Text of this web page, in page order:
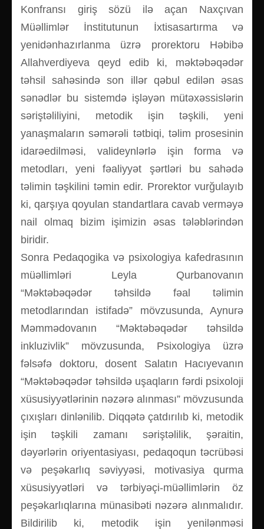
Konfransı giriş sözü ilə açan Naxçıvan
Müəllimlər İnstitutunun İxtisasartırma və
yenidənhazırlanma üzrə prorektoru Həbibə
Allahverdiyeva qeyd edib ki, məktəbəqədər
təhsil sahəsində son illər qəbul edilən əsas
sənədlər bu sistemdə işləyən mütəxəssislərin
səriştəliliyini, metodik işin təşkili, yeni
yanaşmaların səmərəli tətbiqi, təlim prosesinin
idarəedilməsi, valideynlərlə işin forma və
metodları, yeni fəaliyyət şərtləri bu sahədə
təlimin təşkilini təmin edir. Prorektor vurğulayıb
ki, qarşıya qoyulan standartlara cavab verməyə
nail olmaq bizim işimizin əsas tələblərindən
biridir.
Sonra Pedaqogika və psixologiya kafedrasının
müəllimləri Leyla Qurbanovanın
“Məktəbəqədər təhsildə fəal təlimin
metodlarından istifadə” mövzusunda, Aynurə
Məmmədovanın “Məktəbəqədər təhsildə
inkluzivlik” mövzusunda, Psixologiya üzrə
fəlsəfə doktoru, dosent Salatın Hacıyevanın
“Məktəbəqədər təhsildə uşaqların fərdi psixoloji
xüsusiyyətlərinin nəzərə alınması” mövzusunda
çıxışları dinlənilib. Diqqətə çatdırılıb ki, metodik
işin təşkili zamanı səriştəlilik, şəraitin,
dəyərlərin oriyentasiyası, pedaqoqun təcrübəsi
və peşəkarlıq səviyyəsi, motivasiya qurma
xüsusiyyətləri və tərbiyəçi-müəllimlərin öz
peşəkarlıqlarına münasibəti nəzərə alınmalıdır.
Bildirilib ki, metodik işin yenilənməsi